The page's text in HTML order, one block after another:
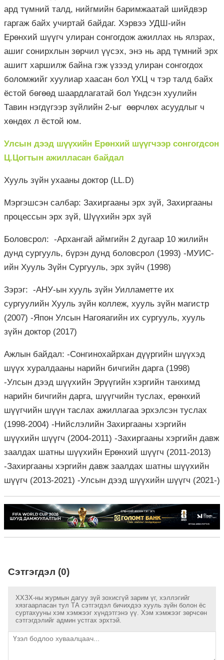
ард түмний талд, нийгмийн баримжаатай шийдвэр
гаргаж байх учиртай байдаг. Хэрвээ УДШ-ийн
Ерөнхий шүүгч улиран сонгогдож ажиллах нь ялзрах,
ашиг сонирхлын зөрчил үүсэх, энэ нь ард түмний эрх
ашигт харшилж байна гэж үзээд улиран сонгогдох
боломжийг хуулиар хаасан бол ҮХЦ ч тэр талд байх
ёстой бөгөөд шаардлагатай бол Үндсэн хуулийн
Тавин нэгдүгээр зүйлийн 2-ыг өөрчлөх асуудлыг ч
хөндөх л ёстой юм.
Улсын дээд шүүхийн Ерөнхий шүүгчээр сонгогдсон
Ц.Цогтын ажилласан байдал
Хууль зүйн ухааны доктор (LL.D)
Мэргэшсэн салбар: Захиргааны эрх зүй, Захиргааны
процессын эрх зүй, Шүүхийн эрх зүй
Боловсрол: -Архангай аймгийн 2 дугаар 10 жилийн
дунд сургууль, бүрэн дунд боловсрол (1993) -МУИС-
ийн Хууль Зүйн Сургууль, эрх зүйч (1998)
Зэрэг: -АНУ-ын хууль зүйн Уилламетте их
сургуулийн Хууль зүйн коллеж, хууль зүйн магистр
(2007) -Япон Улсын Нагояагийн их сургууль, хууль
зүйн доктор (2017)
Ажлын байдал: -Сонгинохайрхан дүүргийн шүүхэд
шүүх хуралдааны нарийн бичгийн дарга (1998)
-Улсын дээд шүүхийн Эрүүгийн хэргийн танхимд
нарийн бичгийн дарга, шүүгчийн туслах, ерөнхий
шүүгчийн шүүн таслах ажиллагаа эрхэлсэн туслах
(1998-2004) -Нийслэлийн Захиргааны хэргийн
шүүхийн шүүгч (2004-2011) -Захиргааны хэргийн давж
заалдах шатны шүүхийн Ерөнхий шүүгч (2011-2013)
-Захиргааны хэргийн давж заалдах шатны шүүхийн
шүүгч (2013-2021) -Улсын дээд шүүхийн шүүгч (2021-)
Сэтгэгдэл (0)
ХХЗХ-ны журмын дагуу зүй зохисгүй зарим үг, хэллэгийг
хязгаарласан тул ТА сэтгэгдэл бичихдээ хууль зүйн болон ёс
суртахууны хэм хэмжээг хүндэтгэнэ үү. Хэм хэмжээг зөрчсөн
сэтгэгдэлийг админ устгах эрхтэй.